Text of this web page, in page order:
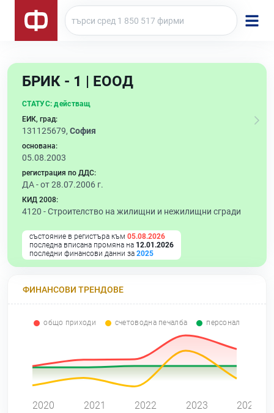
БРИК - 1 | ЕООД
СТАТУС: действащ
ЕИК, град:
131125679, София
основана:
05.08.2003
регистрация по ДДС:
ДА - от 28.07.2006 г.
КИД 2008:
4120 -Строителство на жилищни и нежилищни сгради
състояние в регистъра към 05.08.2026
последна вписана промяна на 12.01.2026
последни финансови данни за 2025
ФИНАНСОВИ ТРЕНДОВЕ
общо приходи счетоводна печалба персонал
2020 2021 2022 2023 2024